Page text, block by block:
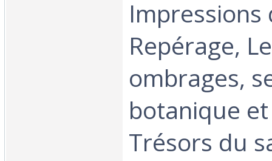
Impressions
Repérage,
ombrages,
botanique
Trésors du